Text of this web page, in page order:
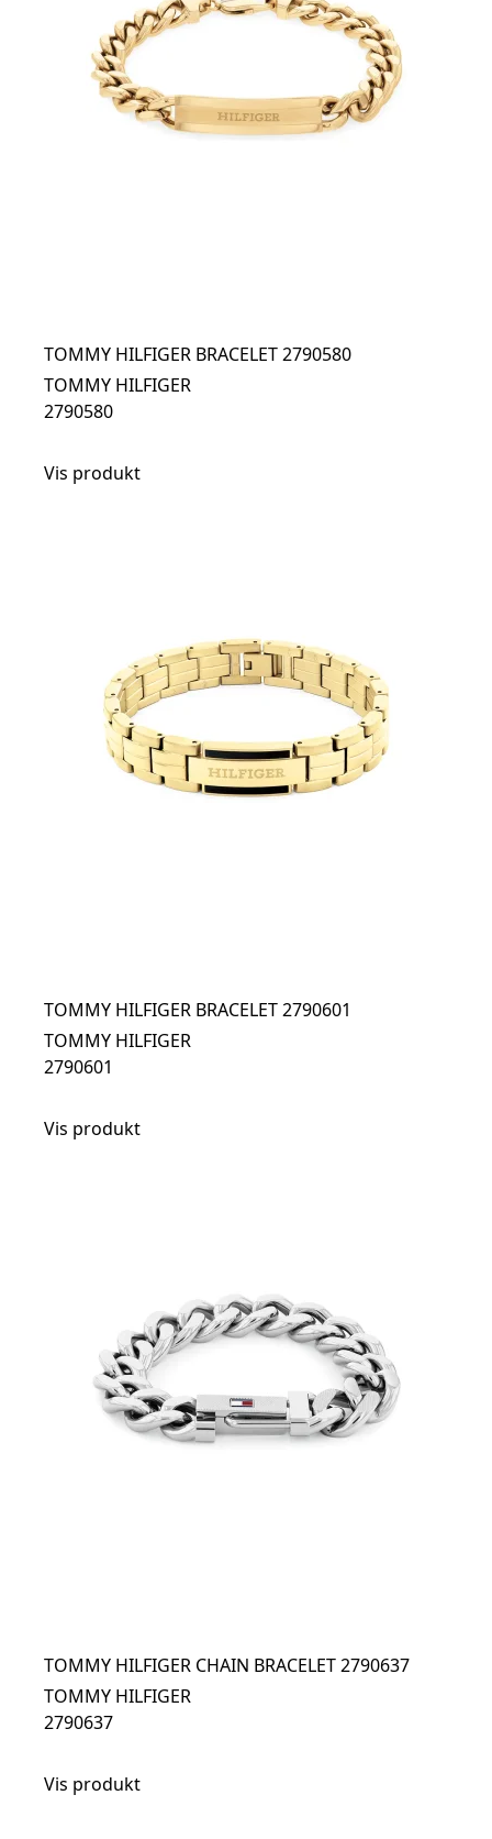
TOMMY HILFIGER BRACELET 2790580
TOMMY HILFIGER
2790580
Vis produkt
TOMMY HILFIGER BRACELET 2790601
TOMMY HILFIGER
2790601
Vis produkt
TOMMY HILFIGER CHAIN BRACELET 2790637
TOMMY HILFIGER
2790637
Vis produkt